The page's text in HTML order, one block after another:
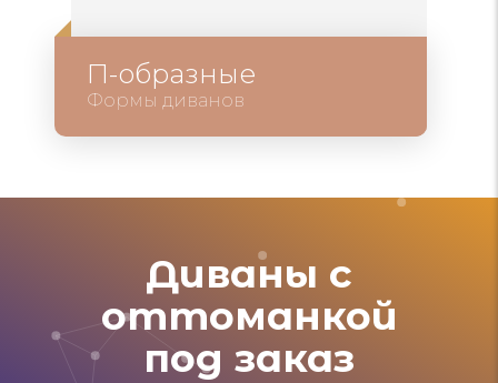
П-образные
Формы диванов
Диваны с
оттоманкой
под заказ